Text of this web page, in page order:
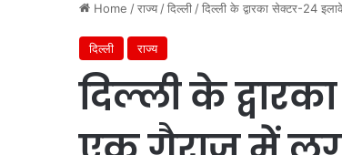
Home /राज्य /दिल्ली /दिल्ली के द्वारका सेक्टर-24
दिल्ली राज्य
दिल्ली के